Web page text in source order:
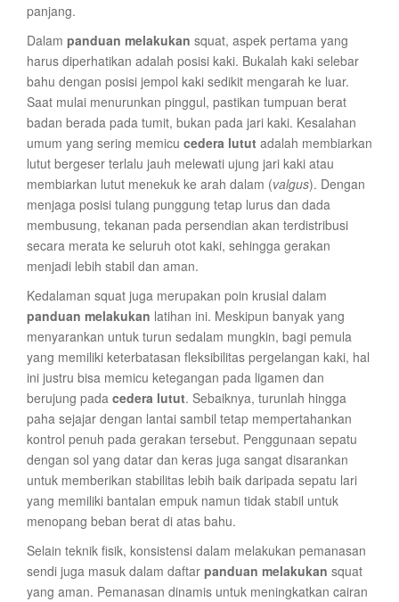
panjang.
Dalam panduan melakukan squat, aspek pertama yang
harus diperhatikan adalah posisi kaki. Bukalah kaki selebar
bahu dengan posisi jempol kaki sedikit mengarah ke luar.
Saat mulai menurunkan pinggul, pastikan tumpuan berat
badan berada pada tumit, bukan pada jari kaki. Kesalahan
umum yang sering memicu cedera lutut adalah membiarkan
lutut bergeser terlalu jauh melewati ujung jari kaki atau
membiarkan lutut menekuk ke arah dalam (valgus). Dengan
menjaga posisi tulang punggung tetap lurus dan dada
membusung, tekanan pada persendian akan terdistribusi
secara merata ke seluruh otot kaki, sehingga gerakan
menjadi lebih stabil dan aman.
Kedalaman squat juga merupakan poin krusial dalam
panduan melakukan latihan ini. Meskipun banyak yang
menyarankan untuk turun sedalam mungkin, bagi pemula
yang memiliki keterbatasan fleksibilitas pergelangan kaki, hal
ini justru bisa memicu ketegangan pada ligamen dan
berujung pada cedera lutut. Sebaiknya, turunlah hingga
paha sejajar dengan lantai sambil tetap mempertahankan
kontrol penuh pada gerakan tersebut. Penggunaan sepatu
dengan sol yang datar dan keras juga sangat disarankan
untuk memberikan stabilitas lebih baik daripada sepatu lari
yang memiliki bantalan empuk namun tidak stabil untuk
menopang beban berat di atas bahu.
Selain teknik fisik, konsistensi dalam melakukan pemanasan
sendi juga masuk dalam daftar panduan melakukan squat
yang aman. Pemanasan dinamis untuk meningkatkan cairan